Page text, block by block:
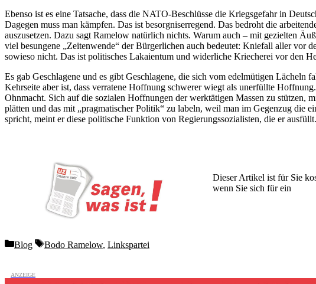
Ebenso ist es eine Tatsache, dass die NATO-Beschlüsse die Kriegsgefahr in
Dagegen muss man kämpfen. Das ist besorgniserregend. Das bedroht die
auszusetzen. Dazu sagt Ramelow natürlich nichts. Warum auch – mit gezielten
viel besungene „Zeitenwende“ der Bürgerlichen auch bedeutet: Kniefall aller vor
sowieso nicht. Das ist politisches Lakaientum und widerliche Kriecherei vor den
Es gab Geschlagene und es gibt Geschlagene, die sich vom edelmütigen
Kehrseite aber ist, dass verratene Hoffnung schwerer wiegt als unerfüllte
Ohnmacht. Sich auf die sozialen Hoffnungen der werktätigen Massen zu stützen,
plätten und das mit „pragmatischer Politik“ zu labeln, weil man im Gegenzug die
spricht, meint er diese politische Funktion von Regierungssozialisten, die er ausfüllt.
Dieser Artikel ist für Sie
wenn Sie sich für ein
Categories
Blog Tags
Bodo Ramelow, Linkspartei